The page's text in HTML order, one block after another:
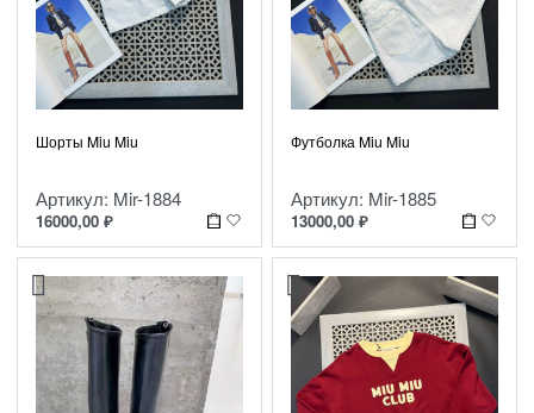
Шорты Miu Miu
Артикул: Mir-1884
16000,00 ₽
Футболка Miu Miu
Артикул: Mir-1885
13000,00 ₽